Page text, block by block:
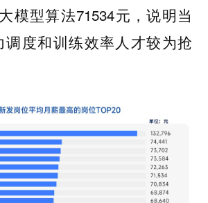
模型算法71534元，说明当
调度和训练效率⼈才较为抢